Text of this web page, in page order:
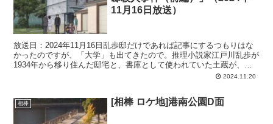
11月16日放送）
放送日：2024年11月16日乱歩邸だけであれば記事にするつもりはな
かったのですが、「大学」も出てきたので。推理小説家江戸川乱歩が
1934年から移り住んだ邸宅と、書庫として使われていた土蔵が、
2024.11.20
相棒 [相棒 ロケ地]港南公園D面